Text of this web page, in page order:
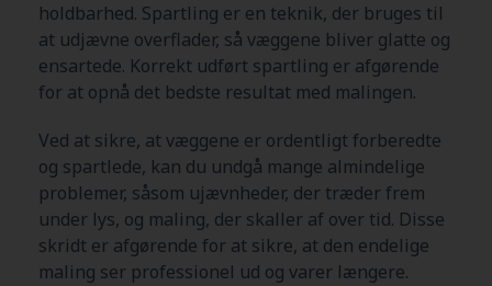
holdbarhed. Spartling er en teknik, der bruges til
at udjævne overflader, så væggene bliver glatte og
ensartede. Korrekt udført spartling er afgørende
for at opnå det bedste resultat med malingen.
Ved at sikre, at væggene er ordentligt forberedte
og spartlede, kan du undgå mange almindelige
problemer, såsom ujævnheder, der træder frem
under lys, og maling, der skaller af over tid. Disse
skridt er afgørende for at sikre, at den endelige
maling ser professionel ud og varer længere.